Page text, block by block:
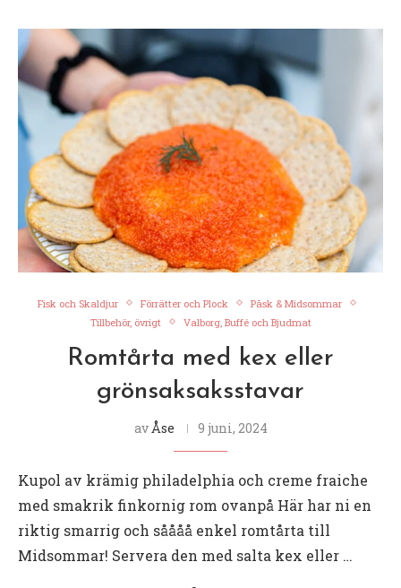
Fisk och Skaldjur Förrätter och Plock
Påsk & Midsommar
Tillbehör, övrigt
Valborg, Buffé och Bjudmat
Romtårta med kex eller
grönsaksaksstavar
av Åse 9 juni, 2024
Kupol av krämig philadelphia och creme fraiche
med smakrik finkornig rom ovanpå Här har ni en
riktig smarrig och såååå enkel romtårta till
Midsommar! Servera den med salta kex eller …